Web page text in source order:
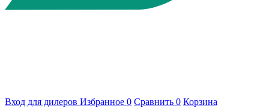
Вход для дилеров Избранное 0 Сравнить 0 Корзина